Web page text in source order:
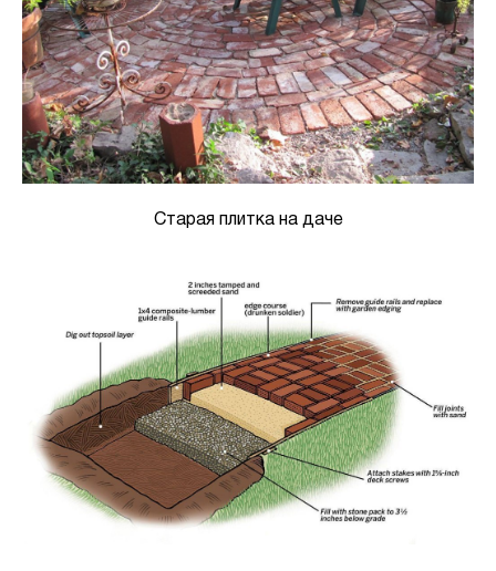
Старая плитка на даче